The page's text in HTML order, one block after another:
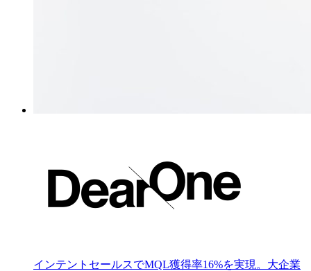
インテントセールスでMQL獲得率16%を実現。大企業